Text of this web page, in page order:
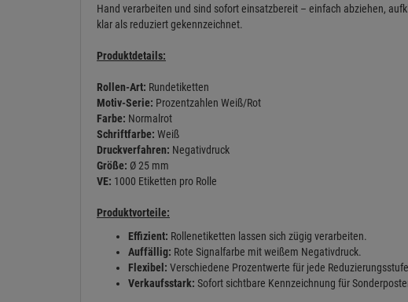
Hand verarbeiten und sind sofort einsatzbereit – einfach abziehen,
klar als reduziert gekennzeichnet.
Produktdetails:
Rollen-Art: Rundetiketten
Motiv-Serie: Prozentzahlen Weiß/Rot
Farbe: Normalrot
Schriftfarbe: Weiß
Druckverfahren: Negativdruck
Größe: Ø 25 mm
VE: 1000 Etiketten pro Rolle
Produktvorteile:
Effizient: Rollenetiketten lassen sich zügig verarbeiten.
Auffällig: Rote Signalfarbe mit weißem Negativdruck.
Flexibel: Verschiedene Prozentwerte für jede
Verkaufsstark: Sofort sichtbare Kennzeichnung für
Etiketten
Rollenetiketten
1000